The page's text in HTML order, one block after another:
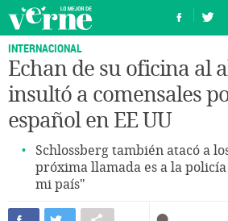
INTERNACIONAL
Echan de su oficina al
insultó a comensales
español en EE UU
Schlossberg también atacó a
próxima llamada es a la
mi país"